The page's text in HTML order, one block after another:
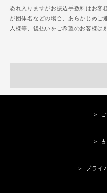
恐れ入りますがお振込手数料はお客
が団体名などの場合、あらかじめご
人様等、後払いをご希望のお客様は
＞
＞
＞ プライ